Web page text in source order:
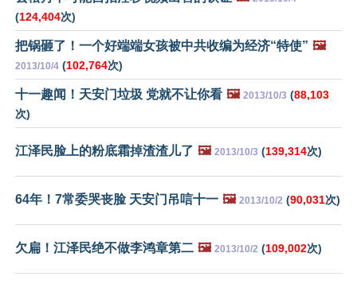
(124,404次)
把锅砸了！一个好端端女孩被中共收编为经济“特使” 🖼️
2013/10/4 (102,764次)
十一趣闻！天安门垃圾 党就不让你看 🖼️ 2013/10/3 (88,103
次)
江泽民脸上的粉底霜掉渣渣儿了 🖼️ 2013/10/3 (139,314次)
64年！7常委哭丧脸 天安门吊唁十一 🖼️ 2013/10/2 (90,031次)
欠扁！江泽民绝不做李鸿章第二 🖼️ 2013/10/2 (109,002次)